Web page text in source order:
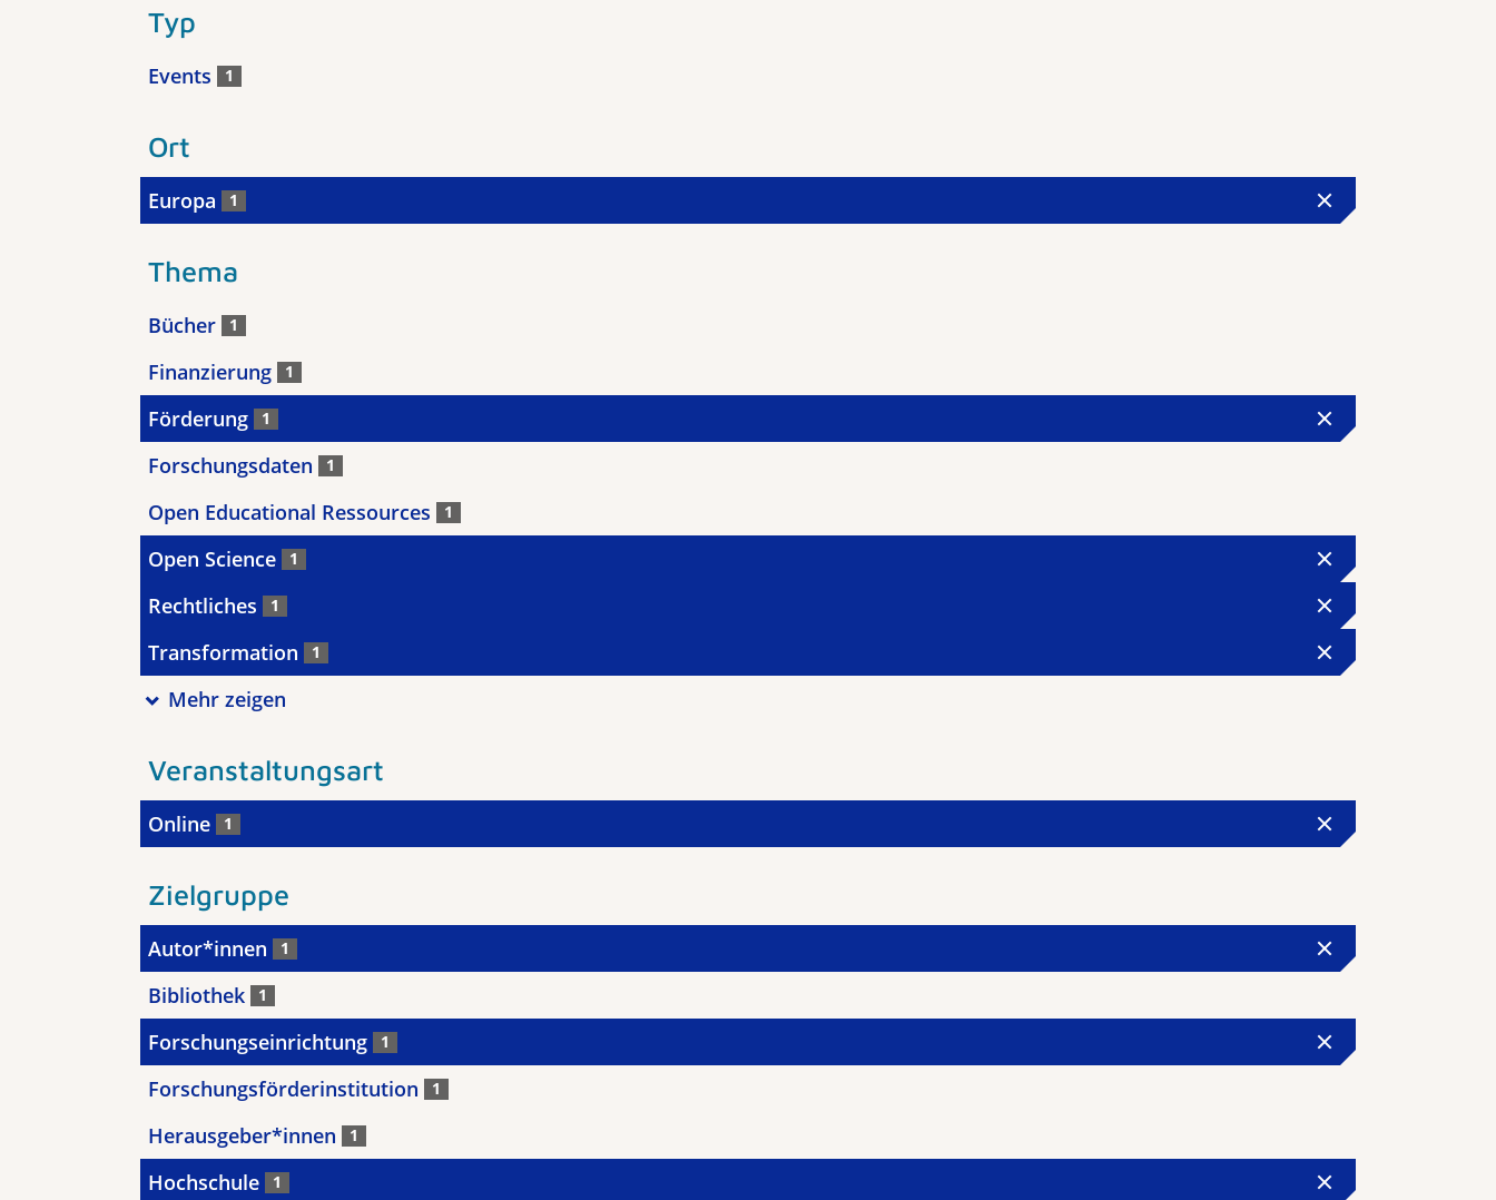
Typ
Events 1
Ort
Europa 1
Thema
Bücher 1
Finanzierung 1
Förderung 1
Forschungsdaten 1
Open Educational Ressources 1
Open Science 1
Rechtliches 1
Transformation 1
Mehr zeigen
Veranstaltungsart
Online 1
Zielgruppe
Autor*innen 1
Bibliothek 1
Forschungseinrichtung 1
Forschungsförderinstitution 1
Herausgeber*innen 1
Hochschule 1